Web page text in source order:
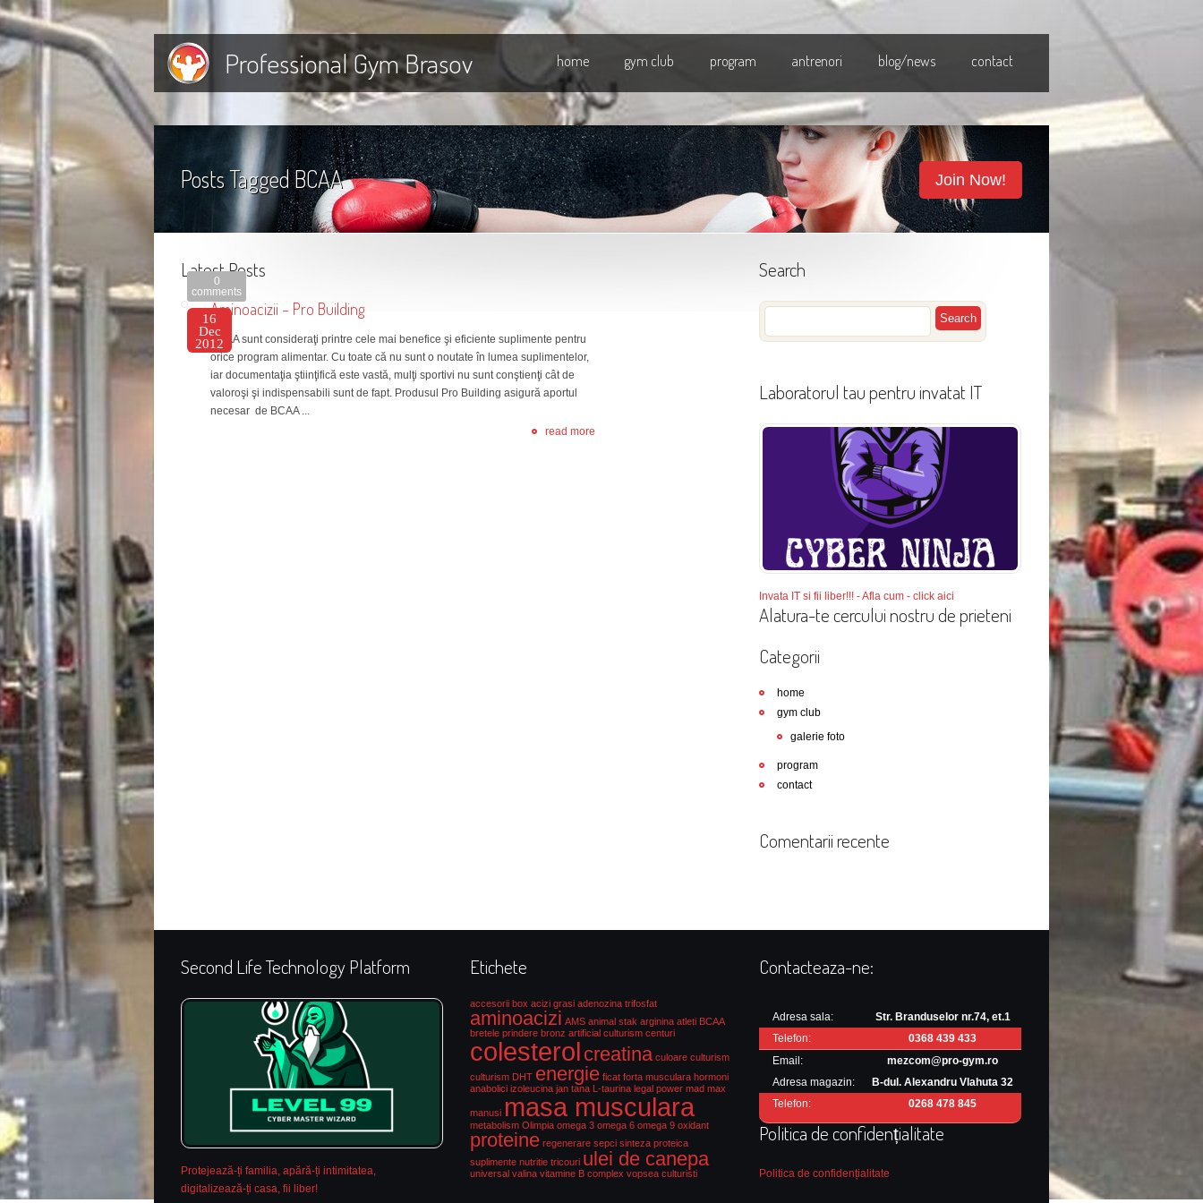
Professional Gym Brasov home gym club program antrenori blog/news contact
Posts TaggedBCAA Join Now!
Latest Posts
16
Dec
2012
0
comments
Aminoacizii – Pro Building
BCAA sunt consideraţi printre cele mai benefice şi eficiente suplimente pentru
orice program alimentar. Cu toate că nu sunt o noutate în lumea suplimentelor,
iar documentaţia ştiinţifică este vastă, mulţi sportivi nu sunt conştienţi cât de
valoroşi şi indispensabili sunt de fapt. Produsul Pro Building asigură aportul
necesar de BCAA ...
read more
Search
Laboratorul tau pentru invatat IT
Invata IT si fii liber!!! - Afla cum - click aici
Alatura-te cercului nostru de prieteni
Categorii
home
gym club
galerie foto
program
contact
Comentarii recente
Second Life Technology Platform
Protejează-ți familia, apără-ți intimitatea,
digitalizează-ți casa, fii liber!
Etichete
accesorii box acizi grasi adenozina trifosfat
aminoacizi AMS animal stak arginina atleti BCAA
bretele prindere bronz artificial culturism centuri
colesterol creatina culoare culturism
culturism DHT energie ficat forta musculara hormoni
anabolici izoleucina jan tana L-taurina legal power mad max
manusi masa musculara
metabolism Olimpia omega 3 omega 6 omega 9 oxidant
proteine regenerare sepci sinteza proteica
suplimente nutritie tricouri ulei de canepa
universal valina vitamine B complex vopsea culturisti
Contacteaza-ne:
Adresa sala:
Str. Branduselor nr.74, et.1
Telefon:
0368 439 433
Email:
mezcom@pro-gym.ro
Adresa magazin:
B-dul. Alexandru Vlahuta 32
Telefon:
0268 478 845
Politica de confidențialitate
Politica de confidențialitate